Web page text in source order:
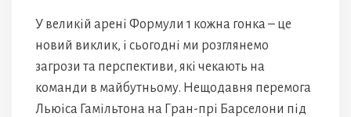
У великій арені Формули 1 кожна гонка – це
новий виклик, і сьогодні ми розглянемо
загрози та перспективи, які чекають на
команди в майбутньому. Нещодавня перемога
Льюіса Гамільтона на Гран-прі Барселони під